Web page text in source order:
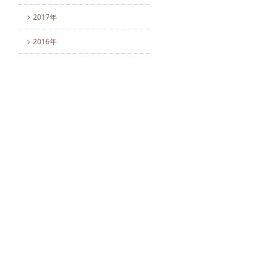
2017年
2016年